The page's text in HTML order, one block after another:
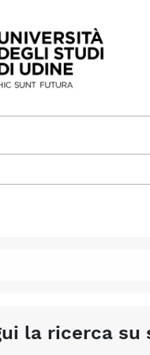
principale
la ricerca su